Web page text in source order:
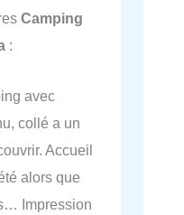
Camping
:
avec
collé a un
Accueil
alors que
Impression